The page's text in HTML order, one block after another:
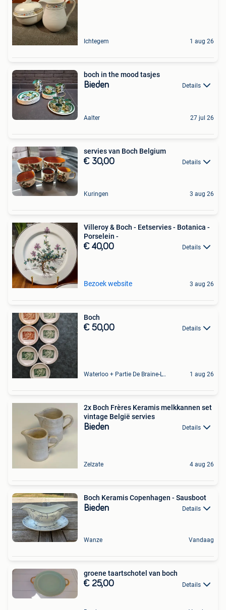
Ichtegem 1 aug 26
boch in the mood tasjes
Bieden Details
Aalter 27 jul 26
servies van Boch Belgium
€ 30,00 Details
Kuringen 3 aug 26
Villeroy & Boch - Eetservies - Botanica -
Porselein -
€ 40,00 Details
Bezoek website 3 aug 26
Boch
€ 50,00 Details
Waterloo + Partie De Braine-L'Alleud, De Ohain 1 aug 26
2x Boch Frères Keramis melkkannen set
vintage België servies
Bieden Details
Zelzate 4 aug 26
Boch Keramis Copenhagen - Sausboot
Bieden Details
Wanze Vandaag
groene taartschotel van boch
€ 25,00 Details